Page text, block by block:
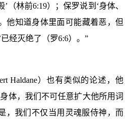
’（林前6:19）；保罗说到‘身体、
他知道身体里面可能藏着恶，但
经灭绝了（罗6:6）。”
Haldane）也有类似的论述，他
体，我们不可任意扩大他所用词
我们不仅当用灵魂服侍神，而